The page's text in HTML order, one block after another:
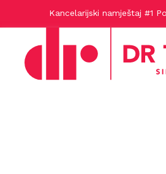
Kancelarijski namještaj #1